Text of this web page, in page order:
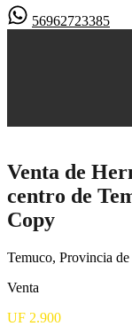
56962723385
Venta de
centro de
Copy
Temuco, Provincia
Venta
UF 2.900